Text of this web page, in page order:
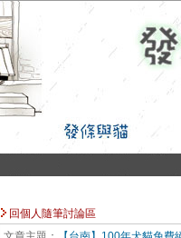
回個人隨筆討論區